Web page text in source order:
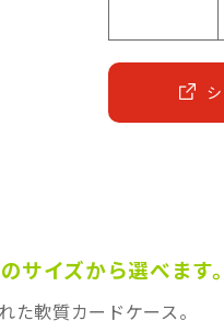
サイズから選べます。
軟質カードケース。